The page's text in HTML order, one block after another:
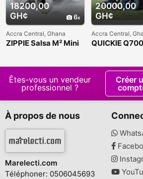
18200,00
GH¢
6
Accra Central, Ghana
ZIPPIE Salsa M² Mini
20000,00
GH¢
Accra Central,
QUICKIE
Êtes-vous un vendeur
professionnel ?
Créer
À propos de nous
Marelecti.com
Téléphoner: 0506045693